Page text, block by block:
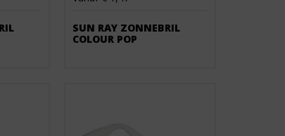

SUN RAY ZONNEBRIL 
COLOUR POP